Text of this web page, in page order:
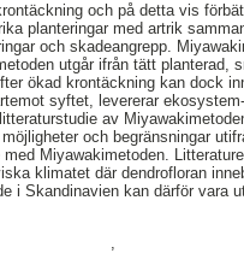
och på detta vis
planteringar med artrik
och skadeangrepp.
utgår ifrån tätt planterad,
ökad krontäckning kan dock
syftet, levererar
av
och begränsningar
Miyawakimetoden.
klimatet där dendrofloran
i Skandinavien kan därför vara